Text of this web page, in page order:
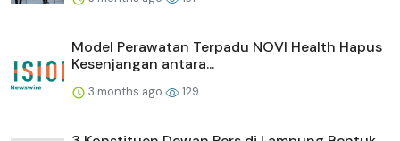
Model Perawatan Terpadu NOVI Health Hapus
Kesenjangan antara...
3 months ago 129